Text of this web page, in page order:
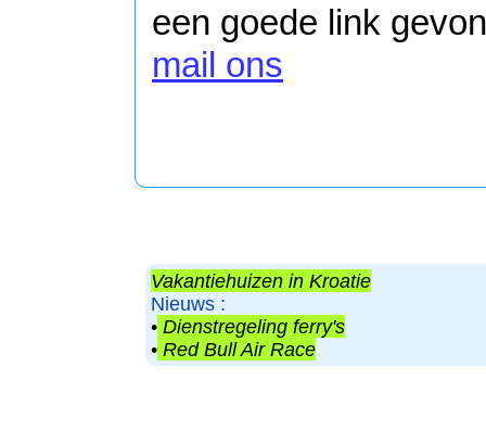
een goede link
mail ons
Vakantiehuizen in Kroatie
Nieuws :
• Dienstregeling ferry's
• Red Bull Air Race